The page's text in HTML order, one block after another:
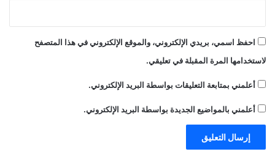
احفظ اسمي، بريدي الإلكتروني، والموقع الإلكتروني في هذا المتصفح
لاستخدامها المرة المقبلة في تعليقي.
أعلمني بمتابعة التعليقات بواسطة البريد الإلكتروني.
أعلمني بالمواضيع الجديدة بواسطة البريد الإلكتروني.